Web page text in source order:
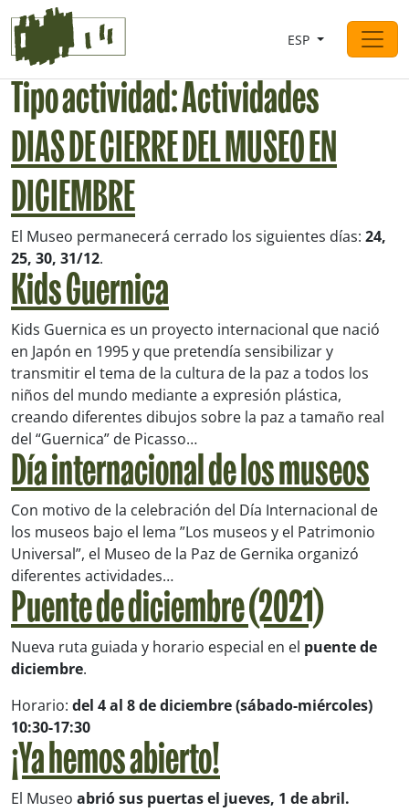
Saltar al contingut
Navegación principal
ESP
Tipo actividad:Actividades
DIAS DE CIERRE DEL MUSEO EN
DICIEMBRE
El Museo permanecerá cerrado los siguientes días: 24,
25, 30, 31/12.
Kids Guernica
Kids Guernica es un proyecto internacional que nació
en Japón en 1995 y que pretendía sensibilizar y
transmitir el tema de la cultura de la paz a todos los
niños del mundo mediante a expresión plástica,
creando diferentes dibujos sobre la paz a tamaño real
del “Guernica” de Picasso…
Día internacional de los museos
Con motivo de la celebración del Día Internacional de
los museos bajo el lema ”Los museos y el Patrimonio
Universal”, el Museo de la Paz de Gernika organizó
diferentes actividades…
Puente de diciembre (2021)
Nueva ruta guiada y horario especial en el puente de
diciembre.
Horario: del 4 al 8 de diciembre (sábado-miércoles)
10:30-17:30
¡Ya hemos abierto!
El Museo abrió sus puertas el jueves, 1 de abril.